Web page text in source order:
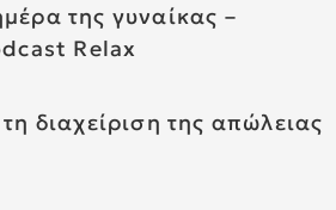
της γυναίκας –
Relax
διαχείριση της απώλειας